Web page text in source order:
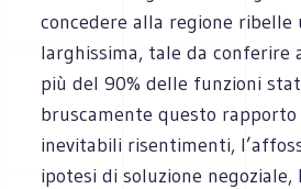
concedere alla regione ribelle
larghissima, tale da conferire
più del 90% delle funzioni
bruscamente questo
inevitabili risentimenti,
ipotesi di soluzione